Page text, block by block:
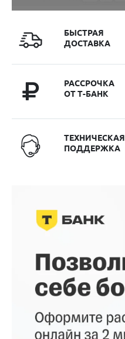
БЫСТРАЯ
ДОСТАВКА
РАССРОЧКА
ОТ Т-БАНК
ТЕХНИЧЕСКАЯ
ПОДДЕРЖКА